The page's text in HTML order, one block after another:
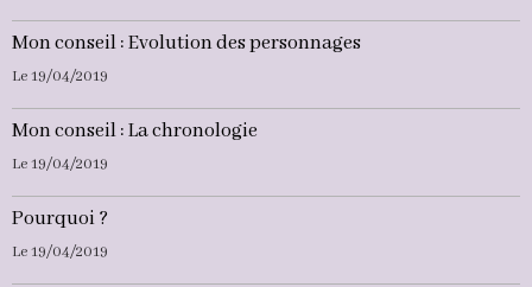
Mon conseil : Evolution des personnages
Le 19/04/2019
Mon conseil : La chronologie
Le 19/04/2019
Pourquoi ?
Le 19/04/2019